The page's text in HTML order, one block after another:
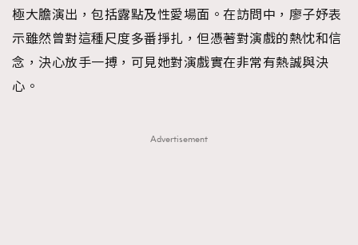
極大膽演出，包括露點及性愛場面。在訪問中，廖子妤表
示雖然曾對這種尺度多番掙扎，但憑著對演戲的熱忱和信
念，決心放手一搏，可見她對演戲實在非常有熱誠與決
心。
Advertisement